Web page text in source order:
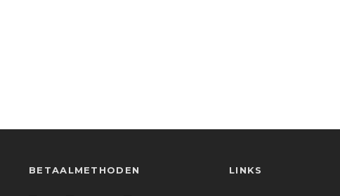
BETAALMETHODEN LINKS